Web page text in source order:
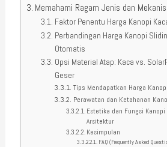
Memahami Ragam Jenis dan
Faktor Penentu Harga Kanopi
Perbandingan Harga Kanopi
Otomatis
Opsi Material Atap: Kaca vs.
Geser
Tips Mendapatkan Harga
Perawatan dan Ketahanan
Estetika dan Fungsi
Arsitektur
Kesimpulan
FAQ (Frequently Asked